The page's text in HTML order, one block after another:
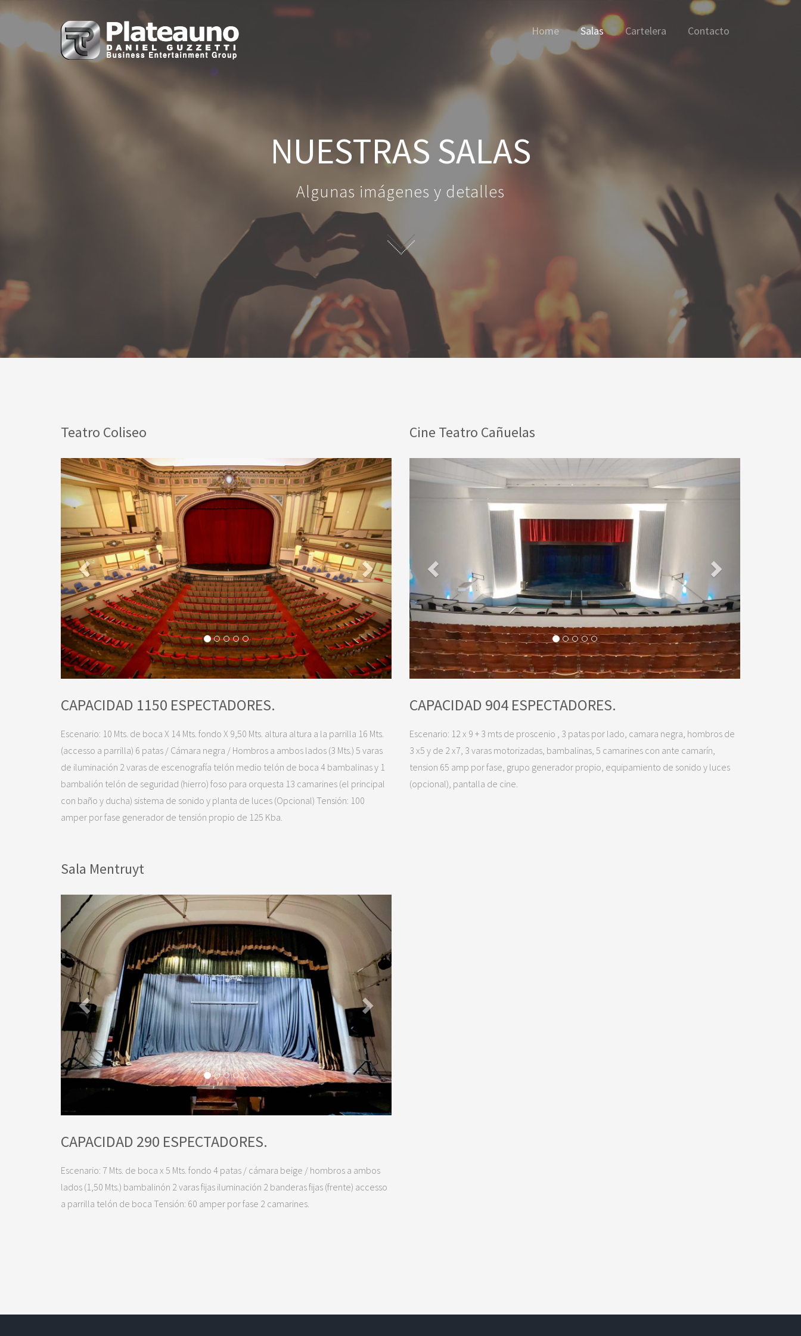
Home Salas Cartelera Contacto
NUESTRAS SALAS
Algunas imágenes y detalles
Teatro Coliseo
Previous Next
CAPACIDAD 1150 ESPECTADORES.
Escenario: 10 Mts. de boca X 14 Mts. fondo X 9,50 Mts. altura altura a la parrilla 16 Mts.
(accesso a parrilla) 6 patas / Cámara negra / Hombros a ambos lados (3 Mts.) 5 varas
de iluminación 2 varas de escenografía telón medio telón de boca 4 bambalinas y 1
bambalión telón de seguridad (hierro) foso para orquesta 13 camarines (el principal
con baño y ducha) sistema de sonido y planta de luces (Opcional) Tensión: 100
amper por fase generador de tensión propio de 125 Kba.
Cine Teatro Cañuelas
Previous Next
CAPACIDAD 904 ESPECTADORES.
Escenario: 12 x 9 + 3 mts de proscenio , 3 patas por lado, camara negra, hombros de
3 x5 y de 2 x7, 3 varas motorizadas, bambalinas, 5 camarines con ante camarín,
tension 65 amp por fase, grupo generador propio, equipamiento de sonido y luces
(opcional), pantalla de cine.
Sala Mentruyt
Previous Next
CAPACIDAD 290 ESPECTADORES.
Escenario: 7 Mts. de boca x 5 Mts. fondo 4 patas / cámara beige / hombros a ambos
lados (1,50 Mts.) bambalinón 2 varas fijas iluminación 2 banderas fijas (frente) accesso
a parrilla telón de boca Tensión: 60 amper por fase 2 camarines.